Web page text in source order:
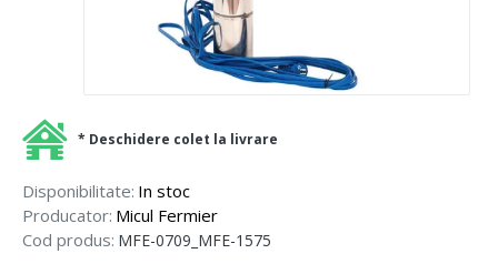
Disponibilitate: In stoc
Producator: Micul Fermier
Cod produs: MFE-0709_MFE-1575
* Deschidere colet la livrare